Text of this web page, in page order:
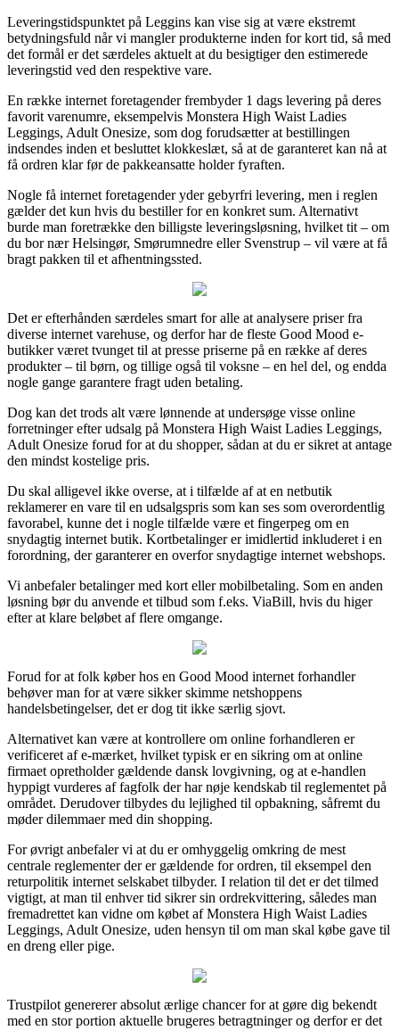
Leveringstidspunktet på Leggins kan vise sig at være ekstremt
betydningsfuld når vi mangler produkterne inden for kort tid, så med
det formål er det særdeles aktuelt at du besigtiger den estimerede
leveringstid ved den respektive vare.
En række internet foretagender frembyder 1 dags levering på deres
favorit varenumre, eksempelvis Monstera High Waist Ladies
Leggings, Adult Onesize, som dog forudsætter at bestillingen
indsendes inden et besluttet klokkeslæt, så at de garanteret kan nå at
få ordren klar før de pakkeansatte holder fyraften.
Nogle få internet foretagender yder gebyrfri levering, men i reglen
gælder det kun hvis du bestiller for en konkret sum. Alternativt
burde man foretrække den billigste leveringsløsning, hvilket tit – om
du bor nær Helsingør, Smørumnedre eller Svenstrup – vil være at få
bragt pakken til et afhentningssted.
Det er efterhånden særdeles smart for alle at analysere priser fra
diverse internet varehuse, og derfor har de fleste Good Mood e-
butikker været tvunget til at presse priserne på en række af deres
produkter – til børn, og tillige også til voksne – en hel del, og endda
nogle gange garantere fragt uden betaling.
Dog kan det trods alt være lønnende at undersøge visse online
forretninger efter udsalg på Monstera High Waist Ladies Leggings,
Adult Onesize forud for at du shopper, sådan at du er sikret at antage
den mindst kostelige pris.
Du skal alligevel ikke overse, at i tilfælde af at en netbutik
reklamerer en vare til en udsalgspris som kan ses som overordentlig
favorabel, kunne det i nogle tilfælde være et fingerpeg om en
snydagtig internet butik. Kortbetalinger er imidlertid inkluderet i en
forordning, der garanterer en overfor snydagtige internet webshops.
Vi anbefaler betalinger med kort eller mobilbetaling. Som en anden
løsning bør du anvende et tilbud som f.eks. ViaBill, hvis du higer
efter at klare beløbet af flere omgange.
Forud for at folk køber hos en Good Mood internet forhandler
behøver man for at være sikker skimme netshoppens
handelsbetingelser, det er dog tit ikke særlig sjovt.
Alternativet kan være at kontrollere om online forhandleren er
verificeret af e-mærket, hvilket typisk er en sikring om at online
firmaet opretholder gældende dansk lovgivning, og at e-handlen
hyppigt vurderes af fagfolk der har nøje kendskab til reglementet på
området. Derudover tilbydes du lejlighed til opbakning, såfremt du
møder dilemmaer med din shopping.
For øvrigt anbefaler vi at du er omhyggelig omkring de mest
centrale reglementer der er gældende for ordren, til eksempel den
returpolitik internet selskabet tilbyder. I relation til det er det tilmed
vigtigt, at man til enhver tid sikrer sin ordrekvittering, således man
fremadrettet kan vidne om købet af Monstera High Waist Ladies
Leggings, Adult Onesize, uden hensyn til om man skal købe gave til
en dreng eller pige.
Trustpilot genererer absolut ærlige chancer for at gøre dig bekendt
med en stor portion aktuelle brugeres betragtninger og derfor er det